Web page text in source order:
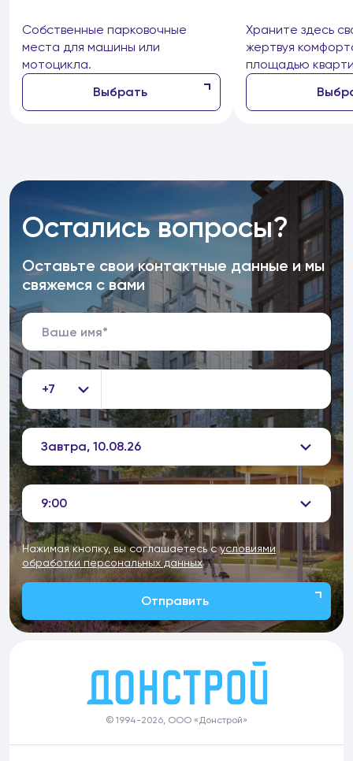
Собственные парковочные
места для машины или
мотоцикла.
Выбрать
Храните здесь
жертвуя
площадью
Остались вопросы?
Оставьте свои контактные данные и мы
свяжемся с вами
+7
Завтра, 10.08.26
9:00
Нажимая кнопку, вы соглашаетесь сусловиями
обработки персональных данных
Отправить
© 1994-2026, ООО «Донстрой»